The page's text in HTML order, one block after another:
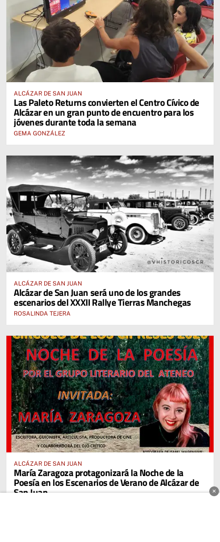
ALCÁZAR DE SAN JUAN
Las Paleto Returns convierten el Centro Cívico de
Alcázar en un gran punto de encuentro para los
jóvenes durante toda la semana
GEMA GONZÁLEZ
ALCÁZAR DE SAN JUAN
Alcázar de San Juan será uno de los grandes
escenarios del XXXII Rallye Tierras Manchegas
ROSALINDA TEJERA
ALCÁZAR DE SAN JUAN
María Zaragoza protagonizará la Noche de la
Poesía en los Escenarios de Verano de Alcázar de
San Juan ×